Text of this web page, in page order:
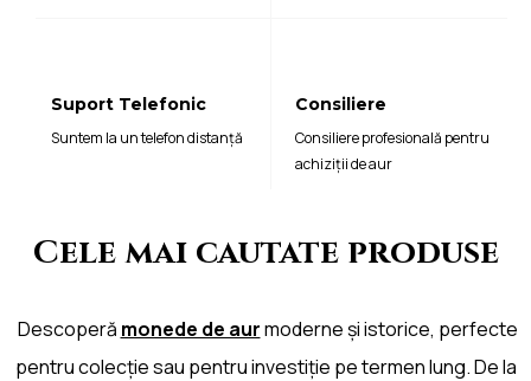
Suport Telefonic
Suntem la un telefon distanță
Consiliere
Consiliere profesională pentru
achiziții de aur
Cele mai cautate produse
Descoperă monede de aurmoderne și istorice, perfecte
pentru colecție sau pentru investiție pe termen lung. De la